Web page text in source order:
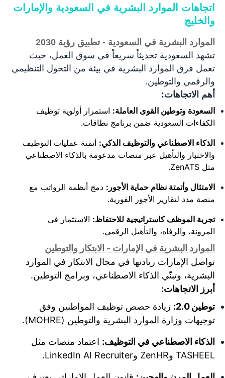
اتجاهات الموارد البشرية في السعودية والإمارات
والخليج
الموارد البشرية في السعودية - تطبيق رؤية 2030
تشهد السعودية تحديثاً سريعاً في سوق العمل، حيث
تعمل فرق الموارد البشرية في بيئة من التحول التنظيمي
والرقمي والتوطين.
أهم الاتجاهات:
السعودة وتوطين القوى العاملة: استمرار أولوية توظيف
الكفاءات السعودية ضمن برنامج نطاقات.
الذكاء الاصطناعي والتوظيف الذكي: أتمتة عمليات التوظيف
والاختبار والتأهيل عبر منصات مدعومة بالذكاء الاصطناعي
مثل ZenATS.
الامتثال وأتمتة نظام حماية الأجور: دمج أنظمة الرواتب مع
منصة مدد لتقارير الأجور الفورية.
تجربة الموظف كاستراتيجية للاحتفاظ: الاستثمار في
المرونة، والرفاه، والتأهيل الرقمي.
الموارد البشرية في الإمارات - الابتكار والتوطين
تواصل الإمارات ريادتها في مجال الابتكار في الموارد
البشرية، وتبنّي الذكاء الاصطناعي، وبرامج التوطين.
أبرز الاتجاهات:
توطين 2.0:
زيادة حصص توظيف المواطنين وفق
توجيهات وزارة الموارد البشرية والتوطين (MOHRE).
الذكاء الاصطناعي في التوظيف: اعتماد منصات مثل
TASHEEL وZenHR وLinkedIn AI Recruiter.